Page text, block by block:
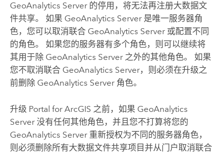
GeoAnalytics Server的停用，将无法再注册大数据文
件共享。 如果 GeoAnalytics Server是唯一服务器角
色，您可以取消联合 GeoAnalytics Server或配置不同
的角色。 如果您的服务器有多个角色，则可以继续将
其用于除 GeoAnalytics Server之外的其他角色。 如果
您不取消联合 GeoAnalytics Server，则必须在升级之
前删除 GeoAnalytics Server角色。
升级 Portal for ArcGIS 之前，如果 GeoAnalytics
Server没有任何其他角色，并且您不打算将您的
GeoAnalytics Server重新授权为不同的服务器角色，
则必须删除所有大数据文件共享项目并从门户取消联合